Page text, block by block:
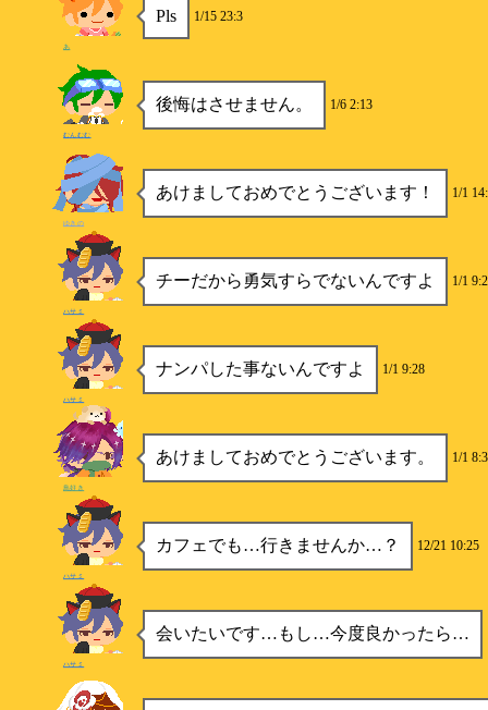
Pls 1/15 23:3
あ
後悔はさせません。 1/6 2:13
むんむむ
あけましておめでとうございます！ 1/1
ゆきの
チーだから勇気すらでないんですよ 1/1
ハサミ
ナンパした事ないんですよ 1/1 9:28
ハサミ
あけましておめでとうございます。 1/1 8:3
鳥好き
カフェでも…行きませんか…？ 12/21 10:25
ハサミ
会いたいです…もし…今度良かったら…
ハサミ